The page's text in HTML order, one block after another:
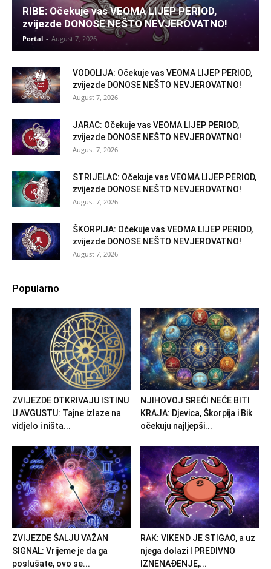
RIBE: Očekuje vas VEOMA LIJEP PERIOD,
zvijezde DONOSE NEŠTO NEVJEROVATNO!
Portal - August 7, 2026
VODOLIJA: Očekuje vas VEOMA LIJEP PERIOD,
zvijezde DONOSE NEŠTO NEVJEROVATNO!
August 7, 2026
JARAC: Očekuje vas VEOMA LIJEP PERIOD,
zvijezde DONOSE NEŠTO NEVJEROVATNO!
August 7, 2026
STRIJELAC: Očekuje vas VEOMA LIJEP PERIOD,
zvijezde DONOSE NEŠTO NEVJEROVATNO!
August 7, 2026
ŠKORPIJA: Očekuje vas VEOMA LIJEP PERIOD,
zvijezde DONOSE NEŠTO NEVJEROVATNO!
August 7, 2026
Popularno
ZVIJEZDE OTKRIVAJU ISTINU
U AVGUSTU: Tajne izlaze na
vidjelo i ništa...
NJIHOVOJ SREĆI NEĆE BITI
KRAJA: Djevica, Škorpija i Bik
očekuju najljepši...
ZVIJEZDE ŠALJU VAŽAN
SIGNAL: Vrijeme je da ga
poslušate, ovo se...
RAK: VIKEND JE STIGAO, a uz
njega dolazi I PREDIVNO
IZNENAĐENJE,...